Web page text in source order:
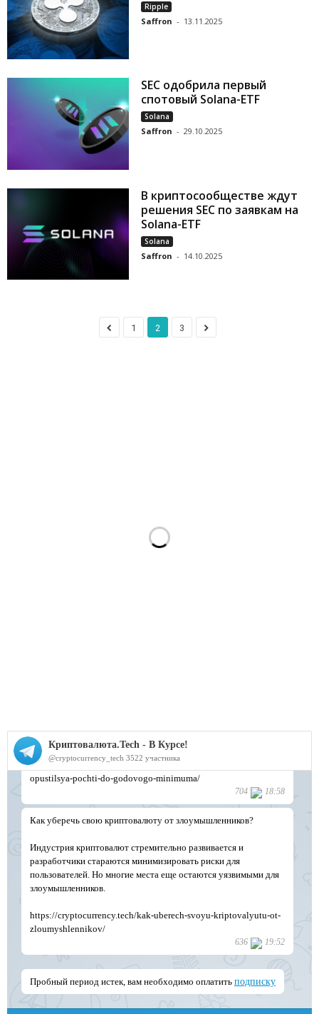
Ripple
Saffron - 13.11.2025
SEC одобрила первый
спотовый Solana-ETF
Solana
Saffron - 29.10.2025
В криптосообществе ждут
решения SEC по заявкам на
Solana-ETF
Solana
Saffron - 14.10.2025
1 2 3